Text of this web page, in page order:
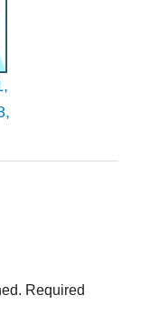
Required